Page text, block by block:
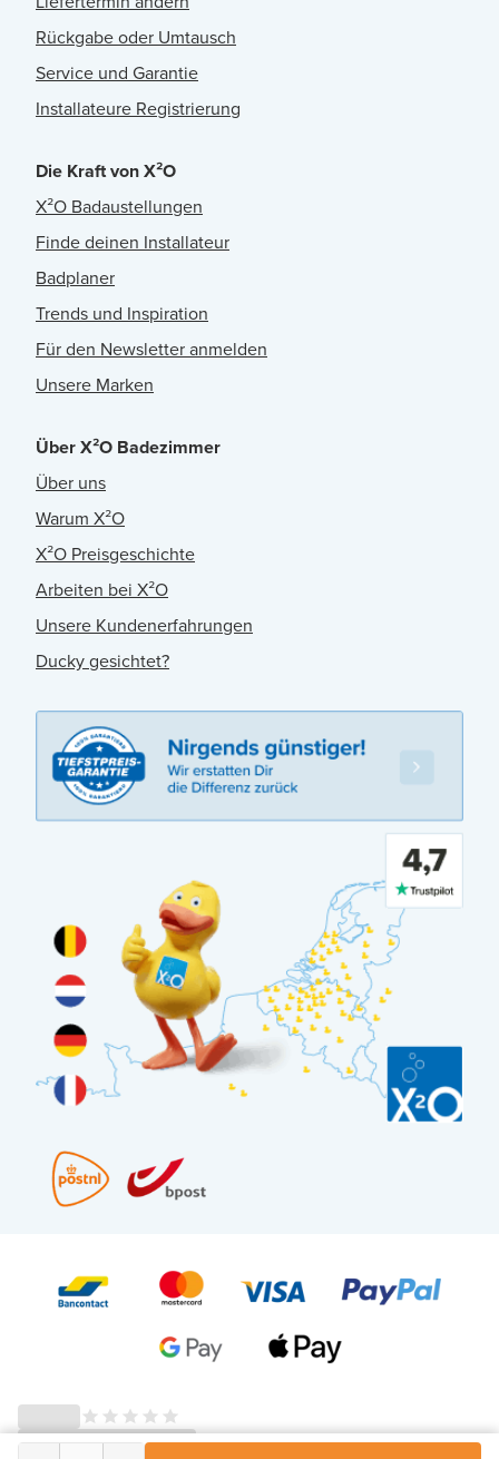
Rückgabe oder Umtausch
Service und Garantie
Installateure Registrierung
Die Kraft von X²O
X²O Badaustellungen
Finde deinen Installateur
Badplaner
Trends und Inspiration
Für den Newsletter anmelden
Unsere Marken
Über X²O Badezimmer
Über uns
Warum X²O
X²O Preisgeschichte
Arbeiten bei X²O
Unsere Kundenerfahrungen
Ducky gesichtet?